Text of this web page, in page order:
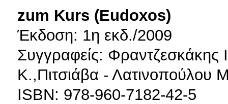
zum Kurs (Eudoxos)
Έκδοση: 1η εκδ./2009
Συγγραφείς: Φραντζεσκάκης
Κ.,Πιτσιάβα - Λατινοπούλου
ISBN: 978-960-7182-42-5